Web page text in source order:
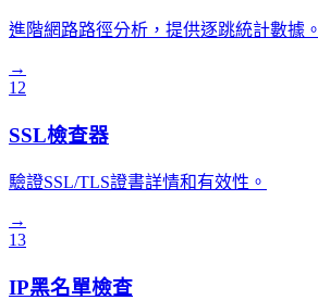
進階網路路徑分析，提供逐跳統計數據。
→
12
SSL檢查器
驗證SSL/TLS證書詳情和有效性。
→
13
IP黑名單檢查